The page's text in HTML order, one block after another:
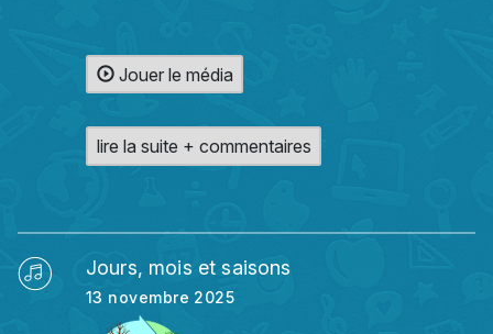
Jouer le média
lire la suite + commentaires
Jours, mois et saisons
13 novembre 2025